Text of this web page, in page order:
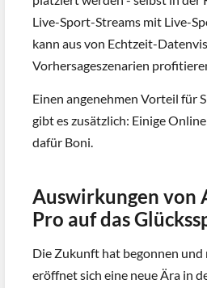
Live-Sport-Streams mit Live-
kann aus von Echtzeit-
Vorhersageszenarien
Einen angenehmen Vorteil für
gibt es zusätzlich: Einige
dafür Boni.
Auswirkungen von
Pro auf das
Die Zukunft hat begonnen und
eröffnet sich eine neue Ära in